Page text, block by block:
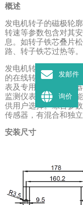
概述
发电机转子的磁极轮
转速等参数包含对其
息。如转子铁芯叠片
路、转子铁芯过热等。
发电机转子综合参数
的在线转子运行参数
表及专用的配套传感
监测仪表是一种多功
供用户选择。综合参
传感器，有混合和独
安装尺寸
发邮件
询价